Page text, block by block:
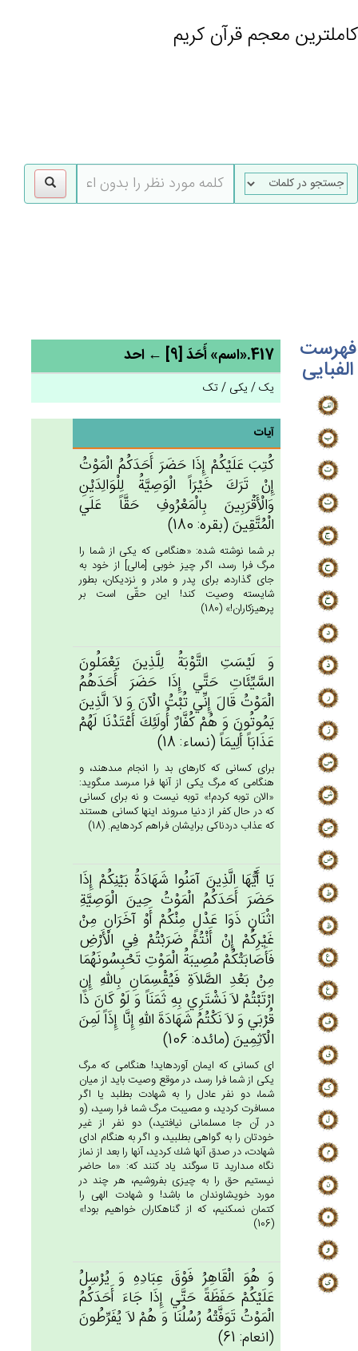
کاملترین معجم قرآن کریم
فهرست
الفبایی 417.«اسم» أَحَدَ [9] ← احد
یک / یکی / تک
آیات
كُتِب‌َ عَلَيْكُم‌ْ إِذَا حَضَرَ أَحَدَكُم‌ُ الْمَوْت‌ُ
إِنْ‌ تَرَك‌َ خَيْرَاً الْوَصِيَّة‌ُ لِلْوَالِدَيْن‌ِ
وَالْأَقْرَبِين‌َ بِالْمَعْرُوف‌ِ حَقَّاً عَلَي‌
الْمُتَّقِين‌َ (بقره: 180)
بر شما نوشته شده: «هنگامى كه يكى از شما را
مرگ فرا رسد، اگر چيز خوبى [مالى‏] از خود به
جاى گذارده، براى پدر و مادر و نزديكان، بطور
شايسته وصيت كند! اين حقّى است بر
پرهيزكاران!» (180)
وَ لَيْسَت‌ِ التَّوْبَة‌ُ لِلَّذِين‌َ يَعْمَلُون‌َ
السَّيِّئَات‌ِ حَتَّي‌ إِذَا حَضَرَ أَحَدَهُم‌ُ
الْمَوْت‌ُ قَال‌َ إِنِّي‌ تُبْت‌ُ الْآن‌َ وَ لاَ الَّذِين‌َ
يَمُوتُون‌َ وَ هُم‌ْ كُفَّارٌ أُولَئِك‌َ أَعْتَدْنَا لَهُم‌ْ
عَذَابَاً أَلِيمَاً (نساء: 18)
براى كسانى كه كارهاى بد را انجام مى‏دهند، و
هنگامى كه مرگ يكى از آنها فرا مى‏رسد مى‏گويد:
«الان توبه كردم!» توبه نيست و نه براى كسانى
كه در حال كفر از دنيا مى‏روند اينها كسانى هستند
كه عذاب دردناكى برايشان فراهم كرده‏ايم. (18)
يَا أَيُّهَا الَّذِين‌َ آمَنُوا شَهَادَة‌ُ بَيْنِكُم‌ْ إِذَا
حَضَرَ أَحَدَكُم‌ُ الْمَوْت‌ُ حِين‌َ الْوَصِيَّة‌ِ
اثْنَان‌ِ ذَوَا عَدْل‌ٍ مِنْكُم‌ْ أَوْ آخَرَان‌ِ مِن‌ْ
غَيْرِكُم‌ْ إِن‌ْ أَنْتُم‌ْ ضَرَبْتُم‌ْ فِي‌ الْأَرْض‌ِ
فَأَصَابَتْكُم‌ْ مُصِيبَة‌ُ الْمَوْت‌ِ تَحْبِسُونَهُمَا
مِنْ‌ بَعْدِ الصَّلاَة‌ِ فَيُقْسِمَان‌ِ بِالله‌ِ إِنِ‌
ارْتَبْتُم‌ْ لاَ نَشْتَرِي‌ بِه‌ِ ثَمَنَاً وَ لَوْ كَان‌َ ذَا
قُرْبَي‌ وَ لاَ نَكْتُم‌ُ شَهَادَة‌َ الله‌ِ إِنَّا إِذَاً لَمِن‌َ
الْآثِمِين‌َ (مائده: 106)
اى كسانى كه ايمان آورده‏ايد! هنگامى كه مرگ
يكى از شما فرا رسد، در موقع وصيت بايد از ميان
شما، دو نفر عادل را به شهادت بطلبد يا اگر
مسافرت كرديد، و مصيبت مرگ شما فرا رسيد، (و
در آن جا مسلمانى نيافتيد،) دو نفر از غير
خودتان را به گواهى بطلبيد، و اگر به هنگام اداى
شهادت، در صدق آنها شك كرديد، آنها را بعد از نماز
نگاه مى‏داريد تا سوگند ياد كنند كه: «ما حاضر
نيستيم حق را به چيزى بفروشيم، هر چند در
مورد خويشاوندان ما باشد! و شهادت الهى را
كتمان نمى‏كنيم، كه از گناهكاران خواهيم بود!»
(106)
وَ هُوَ الْقَاهِرُ فَوْق‌َ عِبَادِه‌ِ وَ يُرْسِل‌ُ
عَلَيْكُم‌ْ حَفَظَة‌ً حَتَّي‌ إِذَا جَاءَ أَحَدَكُم‌ُ
الْمَوْت‌ُ تَوَفَّتْه‌ُ رُسُلُنَا وَ هُم‌ْ لاَ يُفَرِّطُون‌َ
(انعام: 61)